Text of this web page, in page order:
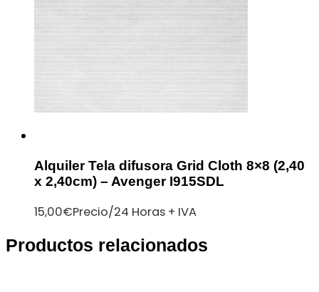
Alquiler Tela difusora Grid Cloth 8×8 (2,40
x 2,40cm) – Avenger I915SDL
15,00€Precio/24 Horas + IVA
Productos relacionados